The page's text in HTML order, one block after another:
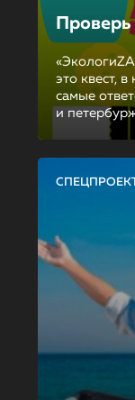
Проверь
это квест,
самые
и